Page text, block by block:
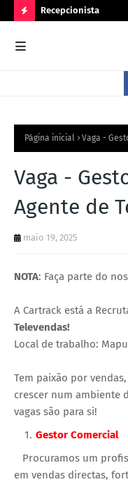
O
V
G
A
Recepcionista
Página inicial Vaga -
Vaga -
Agente de
maio 19, 2025
NOTA: Faça parte do
A Cartrack está a
Televendas!
Local de trabalho:
Tem paixão por
crescer num ambiente
vagas são para si!
Gestor Comercial
Procuramos um
em vendas directas,